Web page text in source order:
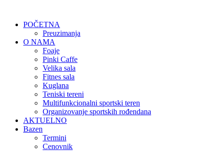
POČETNA
Preuzimanja
O NAMA
Foaje
Pinki Caffe
Velika sala
Fitnes sala
Kuglana
Teniski tereni
Multifunkcionalni sportski teren
Organizovanje sportskih rođendana
AKTUELNO
Bazen
Termini
Cenovnik